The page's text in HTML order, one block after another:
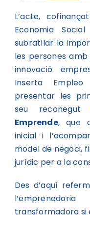
L’acte,
Economia
subratllar la
les persones
innovació
Inserta
presentar les
seu reconegut
Emprende, que
inicial i
model de negoci,
jurídic per a la
Des d’aquí
transformadora si